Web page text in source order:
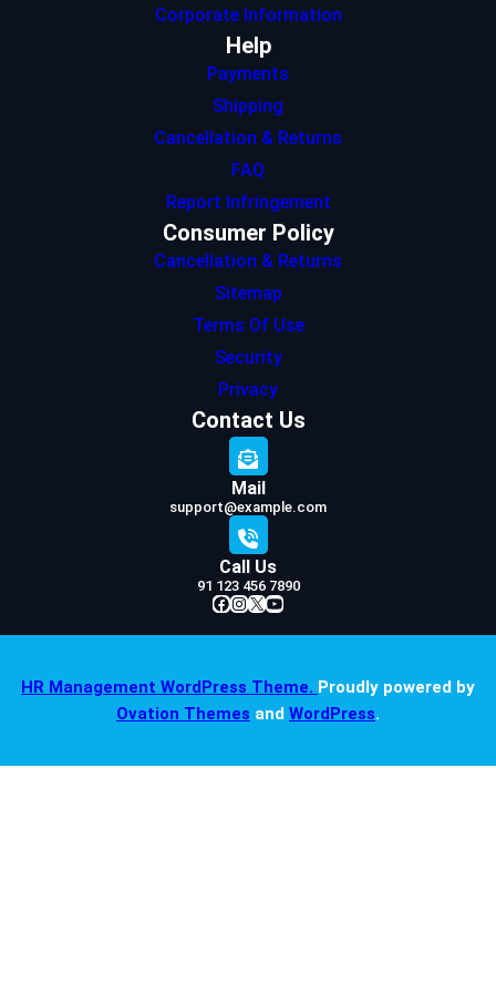
Corporate Information
Help
Payments
Shipping
Cancellation & Returns
FAQ
Report Infringement
Consumer Policy
Cancellation & Returns
Sitemap
Terms Of Use
Security
Privacy
Contact Us
Mail
support@example.com
Call Us
91 123 456 7890
Facebook InstagramX YouTube
HR Management WordPress Theme. Proudly powered by
Ovation Themes and WordPress.